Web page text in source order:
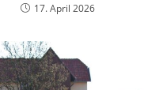
17. April 2026